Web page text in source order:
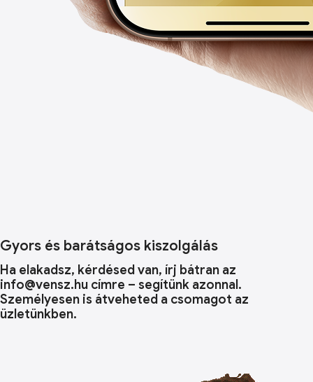
Gyors és barátságos kiszolgálás
Ha elakadsz, kérdésed van, írj bátran az
info@vensz.hu címre – segítünk azonnal.
Személyesen is átveheted a csomagot az
üzletünkben.